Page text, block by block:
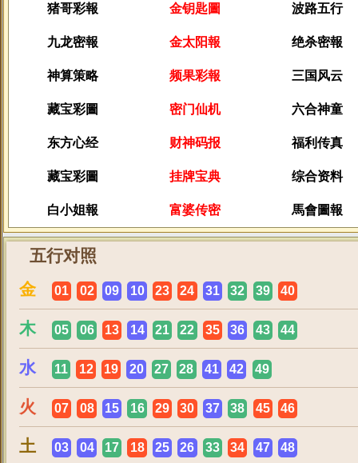
猪哥彩報 金钥匙圖 波路五行
九龙密報 金太阳報 绝杀密報
神算策略 频果彩報 三国风云
藏宝彩圖 密门仙机 六合神童
东方心经 财神码报 福利传真
藏宝彩圖 挂牌宝典 综合资料
白小姐報 富婆传密 馬會圖報
五行对照
金
01 02 09 10 23 24 31 32 39 40
木 05 06 13 14 21 22 35 36 43 44
水 11 12 19 20 27 28 41 42 49
火 07 08 15 16 29 30 37 38 45 46
土 03 04 17 18 25 26 33 34 47 48